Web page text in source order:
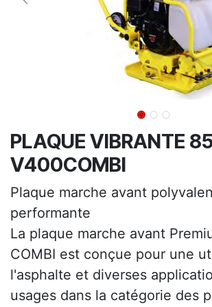
PLAQUE VIBRANTE
V400COMBI
Plaque marche avant
performante
La plaque marche avant
COMBI est conçue pour une
l'asphalte et diverses
usages dans la catégorie des